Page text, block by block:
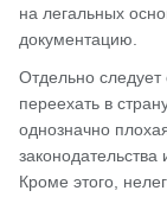
на легальных
документацию.
Отдельно следует
переехать в
однозначно
Кроме этого,